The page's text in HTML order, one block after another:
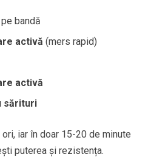
bandă
activă (mers rapid)
activă
sărituri
iar în doar 15-20 de minute
puterea și rezistența.